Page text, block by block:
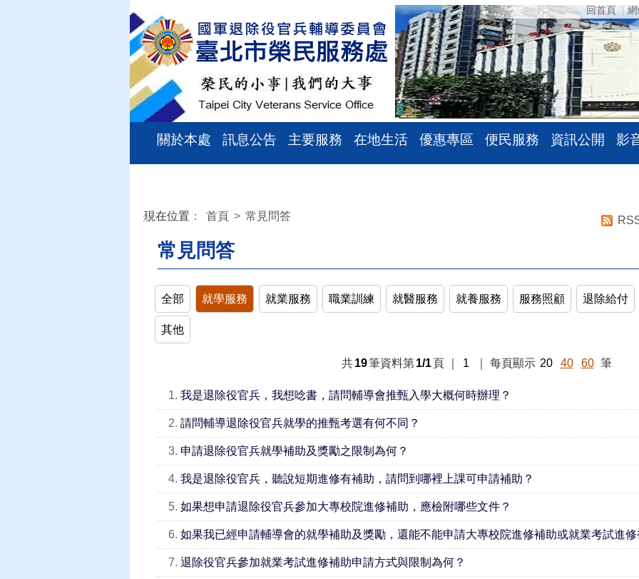
回首頁
關於本處 訊息公告 主要服務 在地生活 優惠專區 便民服務 資訊公開 影
:::
現在位置 ： 首頁 > 常見問答
常見問答
全部 就學服務 就業服務 職業訓練 就醫服務 就養服務 服務照顧 退除給付
其他
共 19筆資料第 1/1 頁 1 每頁顯示 20 40 60 筆
1. 我是退除役官兵，我想唸書，請問輔導會推甄入學大概何時辦理？
2. 請問輔導退除役官兵就學的推甄考選有何不同？
3. 申請退除役官兵就學補助及獎勵之限制為何？
4. 我是退除役官兵，聽說短期進修有補助，請問到哪裡上課可申請補助？
5. 如果想申請退除役官兵參加大專校院進修補助，應檢附哪些文件？
6. 如果我已經申請輔導會的就學補助及獎勵，還能不能申請大專校院進修補助或就業考試進
7. 退除役官兵參加就業考試進修補助申請方式與限制為何？